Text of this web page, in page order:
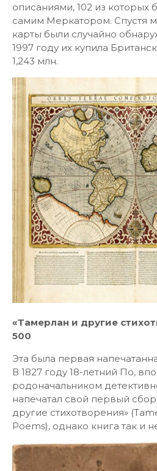
описаниями, 102 из которых
самим Меркатором. Спустя
карты были случайно
1997 году их купила
1,243 млн.
«Тамерлан и другие
500
Эта была первая
В 1827 году 18-летний По,
родоначальником
напечатал свой первый
другие стихотворения»
Poems), однако книга так и